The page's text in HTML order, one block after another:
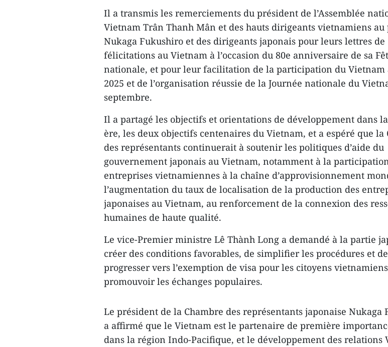
Il a transmis les remerciements du président de l’Assemblée
Vietnam Trân Thanh Mân et des hauts dirigeants vietnamiens
Nukaga Fukushiro et des dirigeants japonais pour leurs lettres de
félicitations au Vietnam à l’occasion du 80e anniversaire de sa
nationale, et pour leur facilitation de la participation du Vietnam
2025 et de l’organisation réussie de la Journée nationale du
septembre.
Il a partagé les objectifs et orientations de développement dans
ère, les deux objectifs centenaires du Vietnam, et a espéré que la
des représentants continuerait à soutenir les politiques d’aide du
gouvernement japonais au Vietnam, notamment à la
entreprises vietnamiennes à la chaîne d’approvisionnement
l’augmentation du taux de localisation de la production des
japonaises au Vietnam, au renforcement de la connexion des
humaines de haute qualité.
Le vice-Premier ministre Lê Thành Long a demandé à la partie
créer des conditions favorables, de simplifier les procédures et de
progresser vers l’exemption de visa pour les citoyens
promouvoir les échanges populaires.
Le président de la Chambre des représentants japonaise Nukaga
a affirmé que le Vietnam est le partenaire de première
dans la région Indo-Pacifique, et le développement des relations